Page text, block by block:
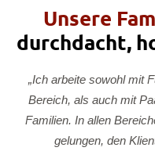
Unsere
durchdacht,
„Ich arbeite sowohl mit
Bereich, als auch mit
Familien. In allen
gelungen, den